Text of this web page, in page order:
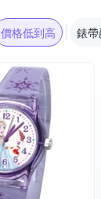
價格低到高 錶